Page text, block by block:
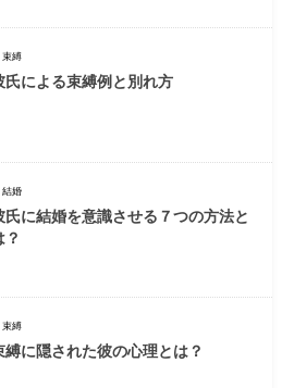
束縛
氏による束縛例と別れ方
結婚
氏に結婚を意識させる７つの方法と
？
束縛
縛に隠された彼の心理とは？